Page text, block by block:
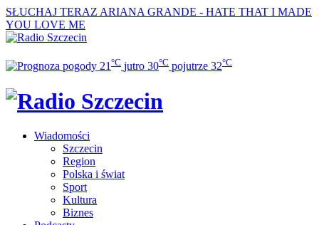
SŁUCHAJ TERAZ ARIANA GRANDE - HATE THAT I MADE
YOU LOVE ME
21 °C jutro 30°C pojutrze 32°C
Wiadomości
Szczecin
Region
Polska i świat
Sport
Kultura
Biznes